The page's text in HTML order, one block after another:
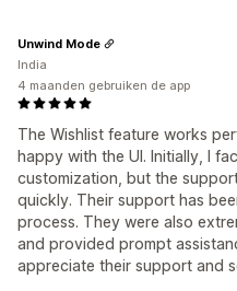
The Wishlist feature works
happy with the UI. Initially, I
customization, but the
quickly. Their support has
process. They were also
and provided prompt
appreciate their support and
Unwind Mode
India
4 maanden gebruiken de app